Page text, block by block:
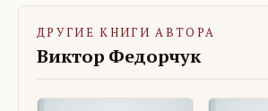
ДРУГИЕ КНИГИ АВТОРА
Виктор Федорчук